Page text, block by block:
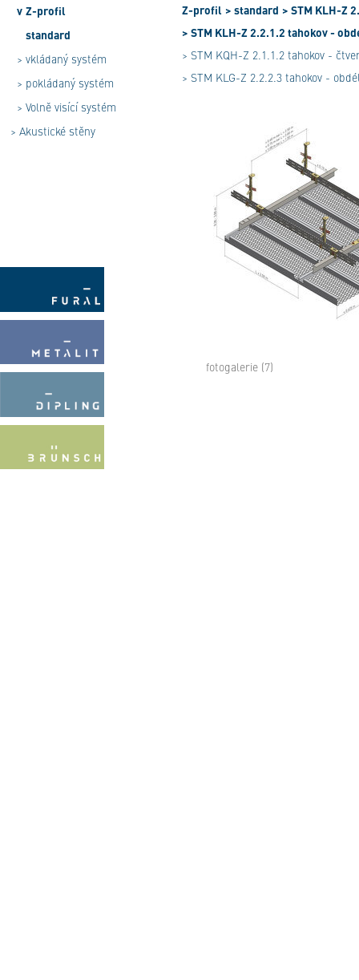
v Z-profil
standard
> vkládaný systém
> pokládaný systém
> Volně visící systém
> Akustické stěny
Z-profil > standard > STM KLH-Z
> STM KLH-Z 2.2.1.2 tahokov -
> STM KQH-Z 2.1.1.2 tahokov -
> STM KLG-Z 2.2.2.3 tahokov -
fotogalerie (7)